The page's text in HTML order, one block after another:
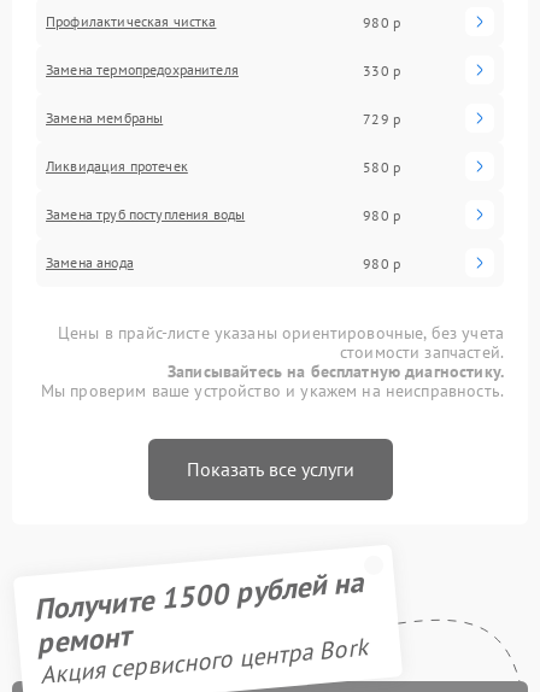
Профилактическая чистка 980 р
Замена термопредохранителя 330 р
Замена мембраны 729 р
Ликвидация протечек 580 р
Замена труб поступления воды 980 р
Замена анода 980 р
Цены в прайс-листе указаны ориентировочные, без учета
стоимости запчастей.
Записывайтесь на бесплатную диагностику.
Мы проверим ваше устройство и укажем на неисправность.
Показать все услуги
Получите 1500 рублей на
ремонт
Акция сервисного центра Bork